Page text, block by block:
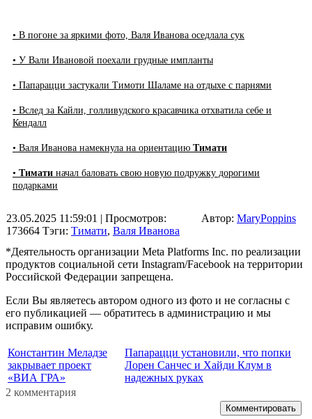
• В погоне за яркими фото, Валя Иванова оседлала сук
• У Вали Ивановой поехали грудные импланты
• Папарацци застукали Тимоти Шаламе на отдыхе с парнями
• Вслед за Кайли, голливудского красавчика отхватила себе и
Кендалл
• Валя Иванова намекнула на ориентацию Тимати
• Тимати начал баловать свою новую подружку дорогими
подарками
23.05.2025 11:59:01 | Просмотров:
173664 Тэги: Тимати, Валя Иванова
Автор: MaryPoppins
*Деятельность организации Meta Platforms Inc. по реализации
продуктов социальной сети Instagram/Facebook на территории
Российской Федерации запрещена.
Если Вы являетесь автором одного из фото и не согласны с
его публикацией — обратитесь в администрацию и мы
исправим ошибку.
Константин Меладзе
закрывает проект
«ВИА ГРА»
Папарацци установили, что попки
Лорен Санчес и Хайди Клум в
надежных руках
2 комментария
Комментировать